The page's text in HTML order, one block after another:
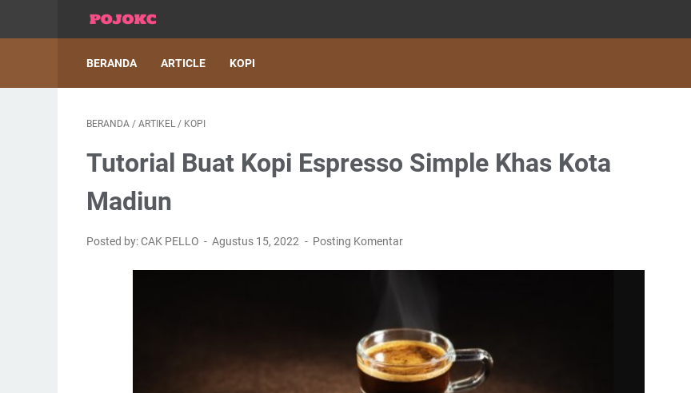
BERANDA ARTICLE KOPI
BERANDA / ARTIKEL / KOPI
Tutorial Buat Kopi Espresso Simple Khas Kota
Madiun
Posted by: CAK PELLO Agustus 15, 2022 Posting Komentar